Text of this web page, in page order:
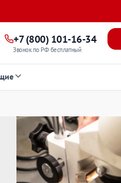
+7 (800) 101-16-34
Звонок по РФ бесплатный